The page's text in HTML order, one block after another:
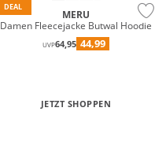
DEAL
MERU
Damen Fleecejacke Butwal Hoodie
UVP64,95 44,99
JETZT SHOPPEN